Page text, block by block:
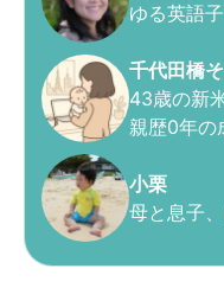
ゆる英語
千代田橋
43歳の新
親歴0年の
小栗
母と息子